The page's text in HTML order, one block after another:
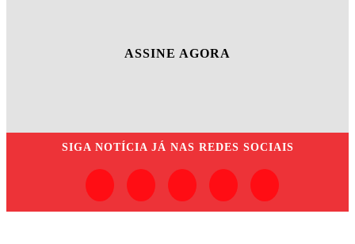
ASSINE AGORA
SIGA NOTÍCIA JÁ NAS REDES SOCIAIS